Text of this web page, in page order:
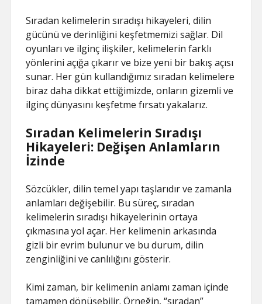
Sıradan kelimelerin sıradışı hikayeleri, dilin
gücünü ve derinliğini keşfetmemizi sağlar. Dil
oyunları ve ilginç ilişkiler, kelimelerin farklı
yönlerini açığa çıkarır ve bize yeni bir bakış açısı
sunar. Her gün kullandığımız sıradan kelimelere
biraz daha dikkat ettiğimizde, onların gizemli ve
ilginç dünyasını keşfetme fırsatı yakalarız.
Sıradan Kelimelerin Sıradışı
Hikayeleri: Değişen Anlamların
İzinde
Sözcükler, dilin temel yapı taşlarıdır ve zamanla
anlamları değişebilir. Bu süreç, sıradan
kelimelerin sıradışı hikayelerinin ortaya
çıkmasına yol açar. Her kelimenin arkasında
gizli bir evrim bulunur ve bu durum, dilin
zenginliğini ve canlılığını gösterir.
Kimi zaman, bir kelimenin anlamı zaman içinde
tamamen dönüşebilir. Örneğin, “sıradan”